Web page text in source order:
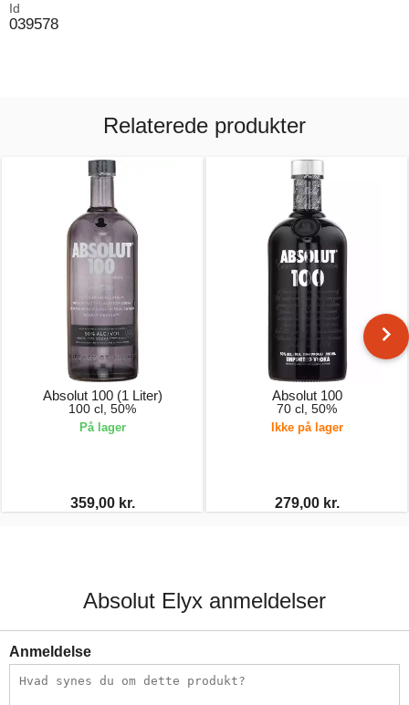
Id
039578
Relaterede produkter
Absolut 100 (1 Liter)
100 cl, 50%
På lager
359,00 kr.
Absolut 100
70 cl, 50%
Ikke på lager
279,00 kr.
Absolut Elyx anmeldelser
Anmeldelse